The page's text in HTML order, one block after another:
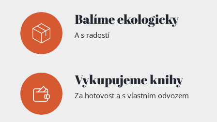
Balíme ekologicky
A s radostí
Vykupujeme knihy
Za hotovost a s vlastním odvozem